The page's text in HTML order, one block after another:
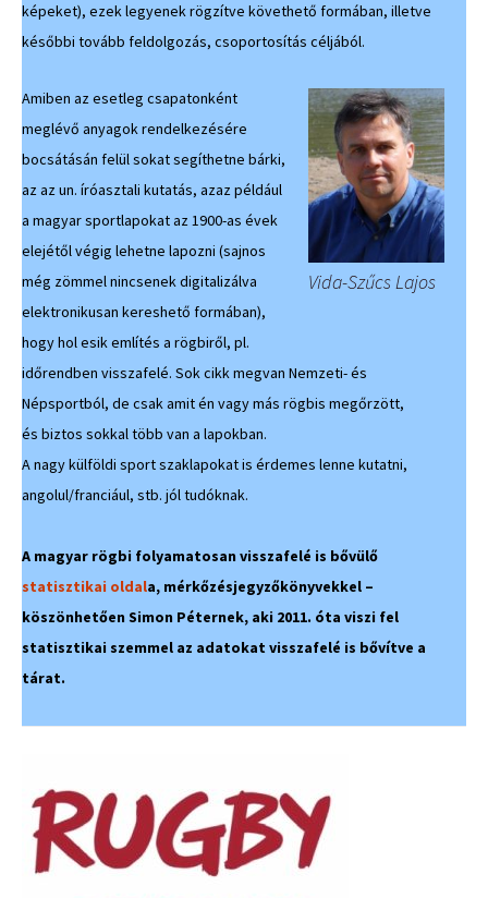
képeket), ezek legyenek rögzítve követhető formában, illetve
későbbi tovább feldolgozás, csoportosítás céljából.
Vida-Szűcs Lajos
Amiben az esetleg csapatonként
meglévő anyagok rendelkezésére
bocsátásán felül sokat segíthetne bárki,
az az un. íróasztali kutatás, azaz például
a magyar sportlapokat az 1900-as évek
elejétől végig lehetne lapozni (sajnos
még zömmel nincsenek digitalizálva
elektronikusan kereshető formában),
hogy hol esik említés a rögbiről, pl.
időrendben visszafelé. Sok cikk megvan Nemzeti- és
Népsportból, de csak amit én vagy más rögbis megőrzött,
és biztos sokkal több van a lapokban.
A nagy külföldi sport szaklapokat is érdemes lenne kutatni,
angolul/franciául, stb. jól tudóknak.
A magyar rögbi folyamatosan visszafelé is bővülő
statisztikai oldala, mérkőzésjegyzőkönyvekkel –
köszönhetően Simon Péternek, aki 2011. óta viszi fel
statisztikai szemmel az adatokat visszafelé is bővítve a
tárat.